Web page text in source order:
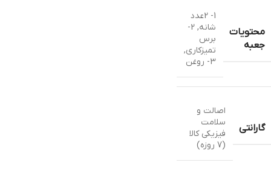
محتویات
جعبه
1- 2عدد
شانه, 2-
برس
تمیزکاری,
3- روغن
گارانتی
اصالت و
سلامت
فیزیکی کالا
(7 روزه)